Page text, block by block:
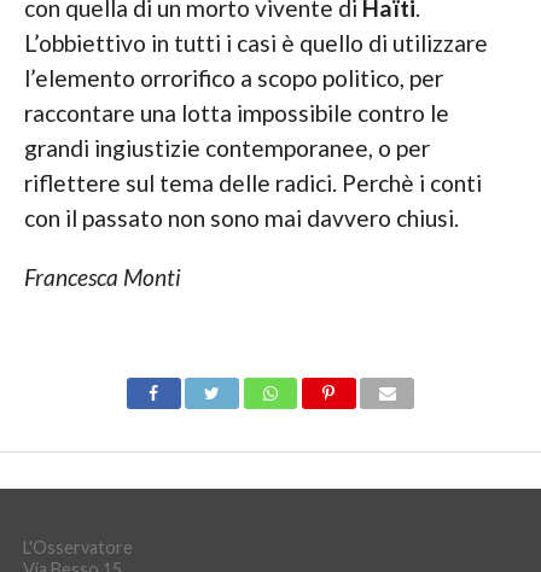
con quella di un morto vivente di Haïti.
L’obbiettivo in tutti i casi è quello di utilizzare
l’elemento orrorifico a scopo politico, per
raccontare una lotta impossibile contro le
grandi ingiustizie contemporanee, o per
riflettere sul tema delle radici. Perchè i conti
con il passato non sono mai davvero chiusi.
Francesca Monti
L'Osservatore